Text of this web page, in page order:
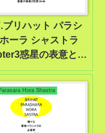
ブリハット パラシ
ーラ シャストラ
惑星の表意と性
Hora Shastra